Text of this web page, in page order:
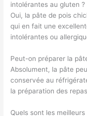
intolérantes au gluten ?
Oui, la pâte de pois
qui en fait une
intolérantes ou
Peut-on préparer la
Absolument, la pâte
conservée au
la préparation des
Quels sont les